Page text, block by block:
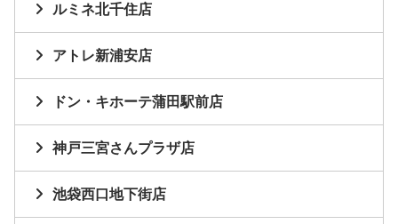
ルミネ北千住店
アトレ新浦安店
ドン・キホーテ蒲田駅前店
神戸三宮さんプラザ店
池袋西口地下街店